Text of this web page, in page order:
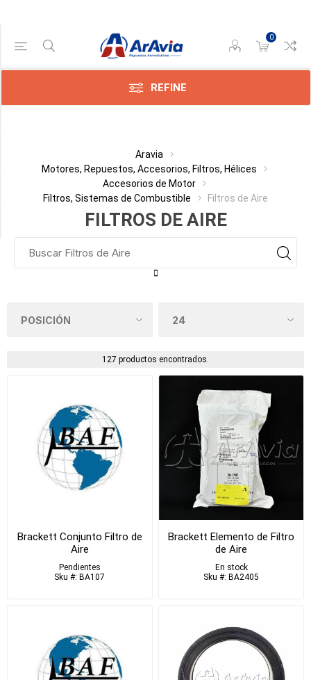
0
REFINE
Aravia
Motores, Repuestos, Accesorios, Filtros, Hélices
Accesorios de Motor
Filtros, Sistemas de Combustible
Filtros de Aire
FILTROS DE AIRE
127 productos encontrados.
Brackett Conjunto Filtro de
Aire
Pendientes
Sku #: BA107
Brackett Elemento de Filtro
de Aire
En stock
Sku #: BA2405
Gama de precios
Min:$